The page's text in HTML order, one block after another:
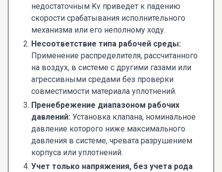
недостаточным Kv приведет к падению
скорости срабатывания исполнительного
механизма или его неполному ходу.
Несоответствие типа рабочей среды:
Применение распределителя, рассчитанного
на воздух, в системе с другими газами или
агрессивными средами без проверки
совместимости материала уплотнений.
Пренебрежение диапазоном рабочих
давлений: Установка клапана, номинальное
давление которого ниже максимального
давления в системе, чревата разрушением
корпуса или уплотнений.
Учет только напряжения, без учета рода